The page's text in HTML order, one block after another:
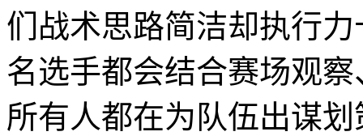
们战术思路简洁却执行
名选手都会结合赛场观
所有人都在为队伍出谋